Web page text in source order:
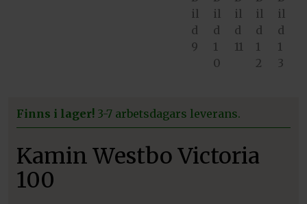
Finns i lager! 3-7 arbetsdagars leverans.
Kamin Westbo Victoria
100